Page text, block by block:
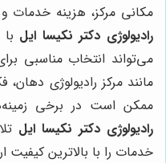
مکانی مرکز، هزینه خدمات
رادیولوژی دکتر نکیسا ایل
می‌تواند انتخاب مناسبی
مانند مرکز رادیولوژی
ممکن است در برخی
رادیولوژی دکتر نکیسا ایل
خدمات را با بالاترین کیفیت